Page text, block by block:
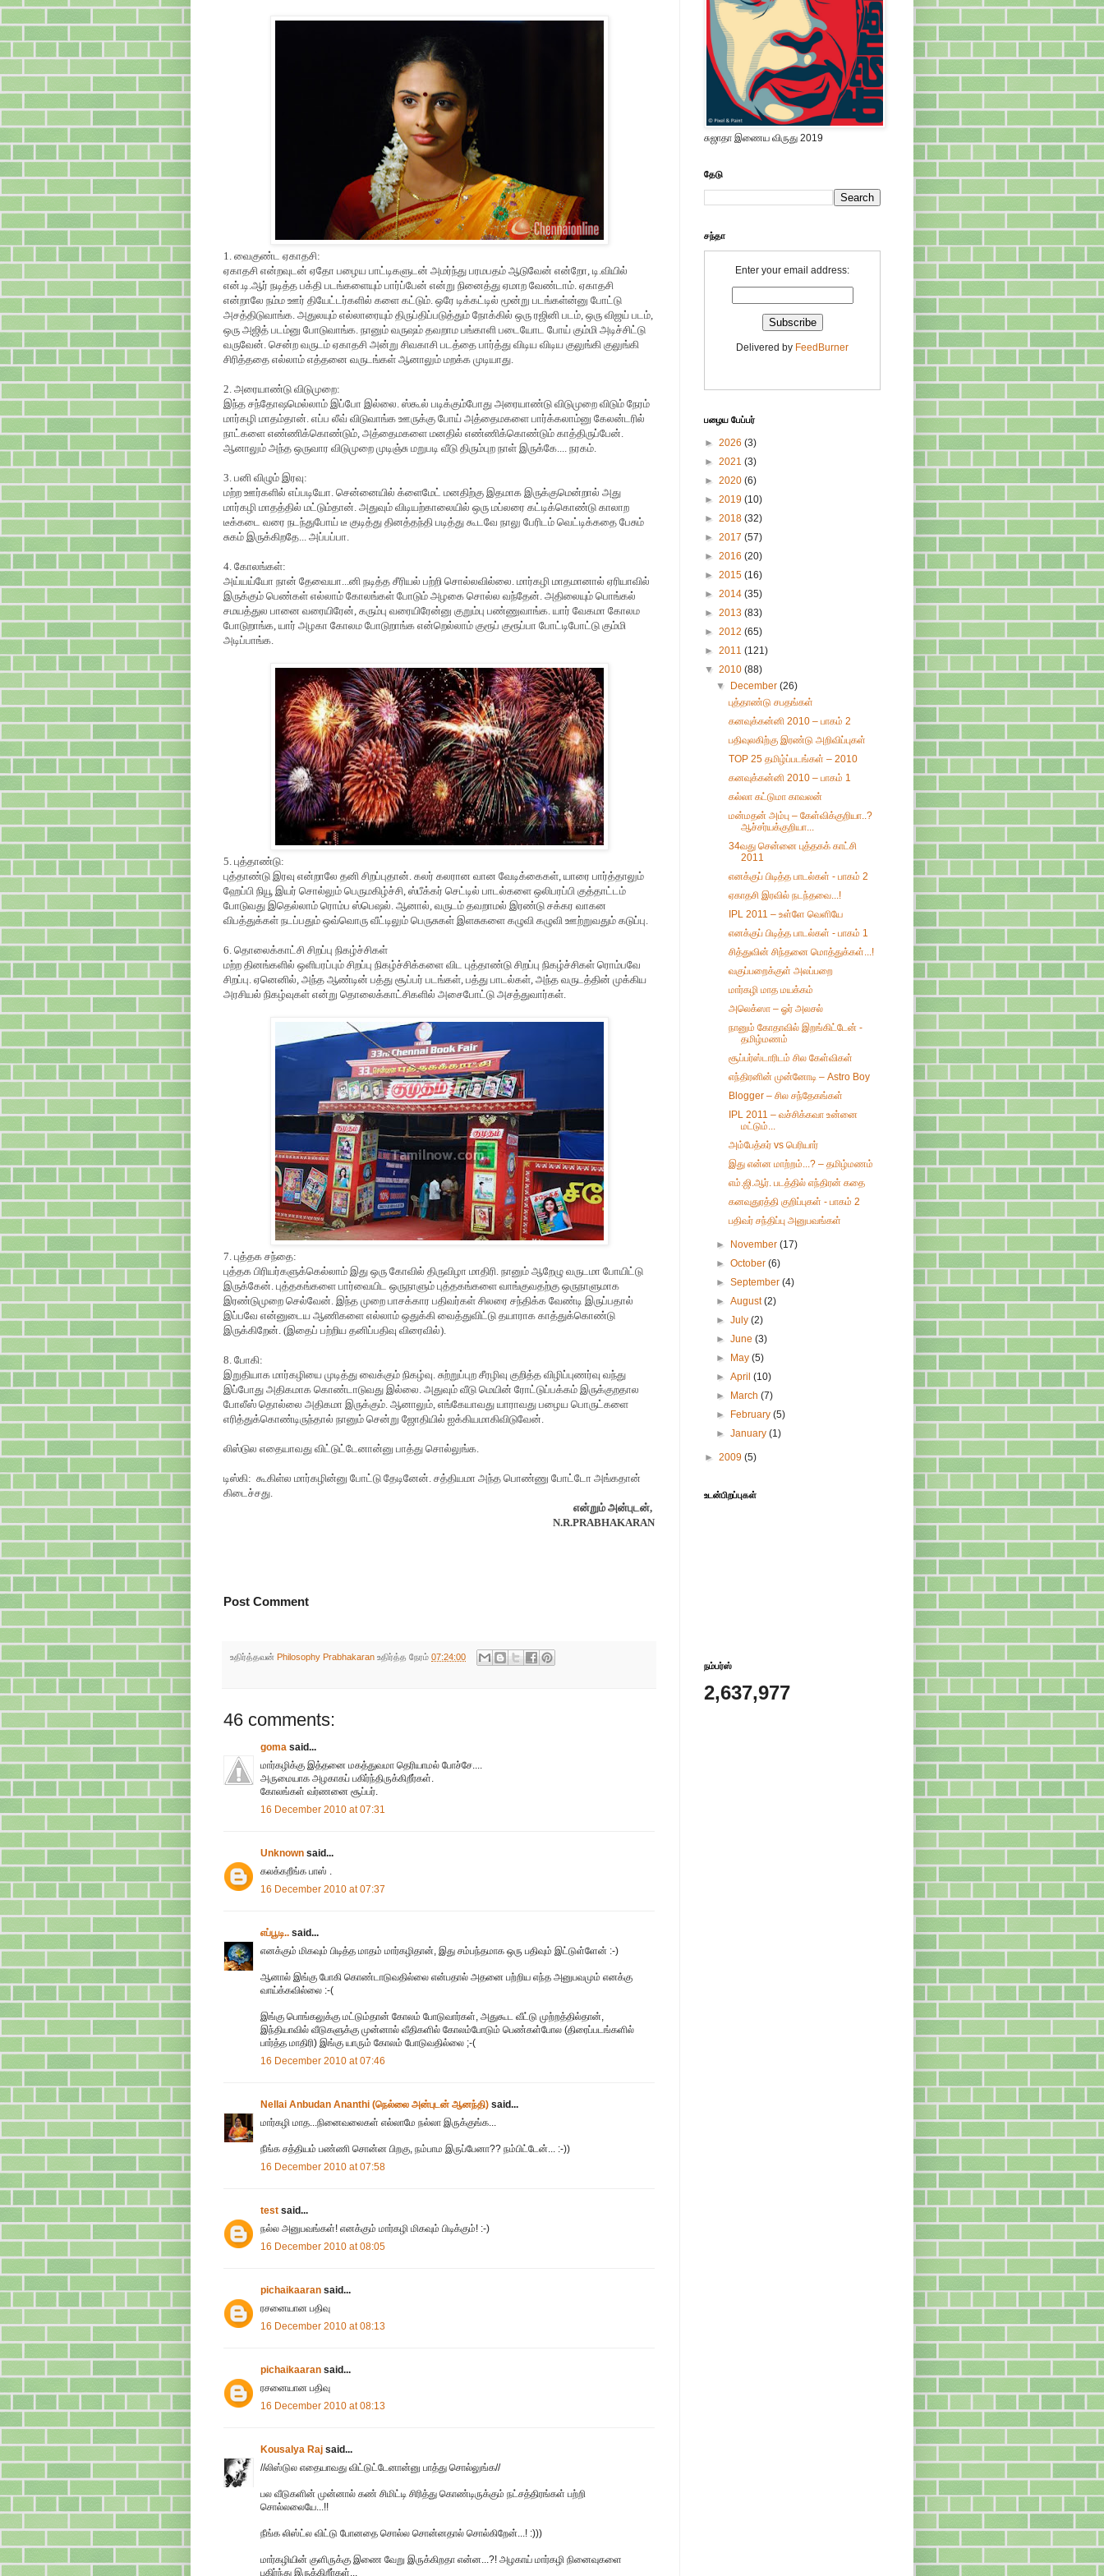
1. வைகுண்ட ஏகாதசி:
ஏகாதசி என்றவுடன் ஏதோ பழைய பாட்டிகளுடன் அமர்ந்து பரமபதம் ஆடுவேன் என்றோ, டி.வியில்
என்.டி.ஆர் நடித்த பக்தி படங்களையும் பார்ப்பேன் என்று நினைத்து ஏமாற வேண்டாம். ஏகாதசி
என்றாலே நம்ம ஊர் தியேட்டர்களில் களை கட்டும். ஒரே டிக்கட்டில் மூன்று படங்கள்ன்னு போட்டு
அசத்திடுவாங்க. அதுலயும் எல்லாரையும் திருப்திப்படுத்தும் நோக்கில் ஒரு ரஜினி படம், ஒரு விஜய் படம்,
ஒரு அஜித் படம்னு போடுவாங்க. நானும் வருஷம் தவறாம பங்காளி படையோட போய் கும்மி அடிச்சிட்டு
வருவேன். சென்ற வருடம் ஏகாதசி அன்று சிவகாசி படத்தை பார்த்து விடிய விடிய குலுங்கி குலுங்கி
சிரித்ததை எல்லாம் எத்தனை வருடங்கள் ஆனாலும் மறக்க முடியாது.
2. அரையாண்டு விடுமுறை:
இந்த சந்தோஷமெல்லாம் இப்போ இல்லை. ஸ்கூல் படிக்கும்போது அரையாண்டு விடுமுறை விடும் நேரம்
மார்கழி மாதம்தான். எப்ப லீவ் விடுவாங்க ஊருக்கு போய் அத்தைமகளை பார்க்கலாம்னு கேலன்டரில்
நாட்களை எண்ணிக்கொண்டும், அத்தைமகளை மனதில் எண்ணிக்கொண்டும் காத்திருப்பேன்.
ஆனாலும் அந்த ஒருவார விடுமுறை முடிஞ்சு மறுபடி வீடு திரும்புற நாள் இருக்கே.... நரகம்.
3. பனி விழும் இரவு:
மற்ற ஊர்களில் எப்படியோ. சென்னையில் க்ளைமேட் மனதிற்கு இதமாக இருக்குமென்றால் அது
மார்கழி மாதத்தில் மட்டும்தான். அதுவும் விடியற்காலையில் ஒரு மப்லரை கட்டிக்கொண்டு காலாற
டீக்கடை வரை நடந்துபோய் டீ குடித்து தினத்தந்தி படித்து கூடவே நாலு பேரிடம் வெட்டிக்கதை பேசும்
சுகம் இருக்கிறதே... அப்பப்பா.
4. கோலங்கள்:
அய்யய்யோ நான் தேவையா...னி நடித்த சீரியல் பற்றி சொல்லவில்லை. மார்கழி மாதமானால் ஏரியாவில்
இருக்கும் பெண்கள் எல்லாம் கோலங்கள் போடும் அழகை சொல்ல வந்தேன். அதிலையும் பொங்கல்
சமயத்துல பானை வரையிரேன், கரும்பு வரையிரேன்னு குறும்பு பண்ணுவாங்க. யார் வேகமா கோலம
போடுறாங்க, யார் அழகா கோலம போடுறாங்க என்றெல்லாம் குரூப் குரூப்பா போட்டிபோட்டு கும்மி
அடிப்பாங்க.
5. புத்தாண்டு:
புத்தாண்டு இரவு என்றாலே தனி சிறப்புதான். கலர் கலரான வான வேடிக்கைகள், யாரை பார்த்தாலும்
ஹேப்பி நியூ இயர் சொல்லும் பெருமகிழ்ச்சி, ஸ்பீக்கர் செட்டில் பாடல்களை ஒலிபரப்பி குத்தாட்டம்
போடுவது இதெல்லாம் ரொம்ப ஸ்பெஷல். ஆனால், வருடம் தவறாமல் இரண்டு சக்கர வாகன
விபத்துக்கள் நடப்பதும் ஒவ்வொரு வீட்டிலும் பெருசுகள் இளசுகளை கழுவி கழுவி ஊற்றுவதும் கடுப்பு.
6. தொலைக்காட்சி சிறப்பு நிகழ்ச்சிகள்
மற்ற தினங்களில் ஒளிபரப்பும் சிறப்பு நிகழ்ச்சிக்களை விட புத்தாண்டு சிறப்பு நிகழ்ச்சிகள் ரொம்பவே
சிறப்பு. ஏனெனில், அந்த ஆண்டின் பத்து சூப்பர் படங்கள், பத்து பாடல்கள், அந்த வருடத்தின் முக்கிய
அரசியல் நிகழ்வுகள் என்று தொலைக்காட்சிகளில் அசைபோட்டு அசத்துவார்கள்.
7. புத்தக சந்தை:
புத்தக பிரியர்களுக்கெல்லாம் இது ஒரு கோவில் திருவிழா மாதிரி. நானும் ஆறேழு வருடமா போயிட்டு
இருக்கேன். புத்தகங்களை பார்வையிட ஒருநாளும் புத்தகங்களை வாங்குவதற்கு ஒருநாளுமாக
இரண்டுமுறை செல்வேன். இந்த முறை பாசக்கார பதிவர்கள் சிலரை சந்திக்க வேண்டி இருப்பதால்
இப்பவே என்னுடைய ஆணிகளை எல்லாம் ஒதுக்கி வைத்துவிட்டு தயாராக காத்துக்கொண்டு
இருக்கிறேன். (இதைப் பற்றிய தனிப்பதிவு விரைவில்).
8. போகி:
இறுதியாக மார்கழியை முடித்து வைக்கும் நிகழ்வு. சுற்றுப்புற சீரழிவு குறித்த விழிப்புணர்வு வந்து
இப்போது அதிகமாக கொண்டாடுவது இல்லை. அதுவும் வீடு மெயின் ரோட்டுப்பக்கம் இருக்குறதால
போலீஸ் தொல்லை அதிகமா இருக்கும். ஆனாலும், எங்கேயாவது யாராவது பழைய பொருட்களை
எரித்துக்கொண்டிருந்தால் நானும் சென்று ஜோதியில் ஐக்கியமாகிவிடுவேன்.
லிஸ்டுல எதையாவது விட்டுட்டேனான்னு பாத்து சொல்லுங்க.
டிஸ்கி: கூகிள்ல மார்கழின்னு போட்டு தேடினேன். சத்தியமா அந்த பொண்ணு போட்டோ அங்கதான்
கிடைச்சது.
என்றும் அன்புடன்,
N.R.PRABHAKARAN
Post Comment
உதிர்த்தவன் Philosophy Prabhakaran உதிர்த்த நேரம் 07:24:00
46 comments:
goma said...
மார்கழிக்கு இத்தனை மகத்துவமா தெரியாமல் போச்சே....
அருமையாக அழகாகப் பகிர்ந்திருக்கிறீர்கள்.
கோலங்கள் வர்ணனை சூப்பர்.
16 December 2010 at 07:31
Unknown said...
கலக்கறீங்க பாஸ் .
16 December 2010 at 07:37
எப்பூடி.. said...
எனக்கும் மிகவும் பிடித்த மாதம் மார்கழிதான், இது சம்பந்தமாக ஒரு பதிவும் இட்டுள்ளேன் :-)
ஆனால் இங்கு போகி கொண்டாடுவதில்லை என்பதால் அதனை பற்றிய எந்த அனுபவமும் எனக்கு
வாய்க்கவில்லை :-(
இங்கு பொங்கலுக்கு மட்டும்தான் கோலம் போடுவார்கள், அதுகூட வீட்டு முற்றத்தில்தான்,
இந்தியாவில் வீடுகளுக்கு முன்னால் வீதிகளில் கோலம்போடும் பெண்கள்போல (திரைப்படங்களில்
பார்த்த மாதிரி) இங்கு யாரும் கோலம் போடுவதில்லை ;-(
16 December 2010 at 07:46
Nellai Anbudan Ananthi (நெல்லை அன்புடன் ஆனந்தி) said...
மார்கழி மாத...நினைவலைகள் எல்லாமே நல்லா இருக்குங்க...
நீங்க சத்தியம் பண்ணி சொன்ன பிறகு, நம்பாம இருப்பேனா?? நம்பிட்டேன்... :-))
16 December 2010 at 07:58
test said...
நல்ல அனுபவங்கள்! எனக்கும் மார்கழி மிகவும் பிடிக்கும்! :-)
16 December 2010 at 08:05
pichaikaaran said...
ரசனையான பதிவு
16 December 2010 at 08:13
pichaikaaran said...
ரசனையான பதிவு
16 December 2010 at 08:13
Kousalya Raj said...
//லிஸ்டுல எதையாவது விட்டுட்டேனான்னு பாத்து சொல்லுங்க//
பல வீடுகளின் முன்னால் கண் சிமிட்டி சிரித்து கொண்டிருக்கும் நட்சத்திரங்கள் பற்றி
சொல்லலையே...!!
நீங்க லிஸ்ட்ல விட்டு போனதை சொல்ல சொன்னதால் சொல்கிறேன்...! :)))
மார்கழியின் குளிருக்கு இணை வேறு இருக்கிறதா என்ன...?! அழகாய் மார்கழி நினைவுகளை
பகிர்ந்து இருக்கிறீர்கள்...
சுஜாதா இணைய விருது 2019
தேடு
சந்தா
Enter your email address:
Delivered by FeedBurner
பழைய பேப்பர்
► 2026 (3)
► 2021 (3)
► 2020 (6)
► 2019 (10)
► 2018 (32)
► 2017 (57)
► 2016 (20)
► 2015 (16)
► 2014 (35)
► 2013 (83)
► 2012 (65)
► 2011 (121)
▼ 2010 (88)
▼
December(26)
புத்தாண்டு சபதங்கள்
கனவுக்கன்னி 2010 – பாகம் 2
பதிவுலகிற்கு இரண்டு அறிவிப்புகள்
TOP 25 தமிழ்ப்படங்கள் – 2010
கனவுக்கன்னி 2010 – பாகம் 1
கல்லா கட்டுமா காவலன்
மன்மதன் அம்பு – கேள்விக்குறியா..?
ஆச்சர்யக்குறியா...
34வது சென்னை புத்தகக் காட்சி
2011
எனக்குப் பிடித்த பாடல்கள் - பாகம் 2
ஏகாதசி இரவில் நடந்தவை...!
IPL 2011 – உள்ளே வெளியே
எனக்குப் பிடித்த பாடல்கள் - பாகம் 1
சித்துவின் சிந்தனை மொத்துக்கள்...!
வகுப்பறைக்குள் அலப்பறை
மார்கழி மாத மயக்கம்
அலெக்ஸா – ஓர் அலசல்
நானும் கோதாவில் இறங்கிட்டேன் -
தமிழ்மணம்
சூப்பர்ஸ்டாரிடம் சில கேள்விகள்
எந்திரனின் முன்னோடி – Astro Boy
Blogger – சில சந்தேகங்கள்
IPL 2011 – வச்சிக்கவா உன்னை
மட்டும்...
அம்பேத்கர் vs பெரியார்
இது என்ன மாற்றம்...? – தமிழ்மணம்
எம்.ஜி.ஆர். படத்தில் எந்திரன் கதை
கனவுதுரத்தி குறிப்புகள் - பாகம் 2
பதிவர் சந்திப்பு அனுபவங்கள்
► November(17)
►October(6)
►September(4)
►August(2)
►July(2)
►June(3)
►
May(5)
►April(10)
►
March(7)
►
February(5)
►January(1)
► 2009 (5)
உடன்பிறப்புகள்
நம்பர்ஸ்
2,637,977